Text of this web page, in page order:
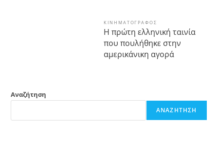
ΚΙΝΗΜΑΤΟΓΡΆΦΟΣ
Η πρώτη ελληνική ταινία
που πουλήθηκε στην
αμερικάνικη αγορά
Αναζήτηση
ΑΝΑΖΉΤΗΣΗ